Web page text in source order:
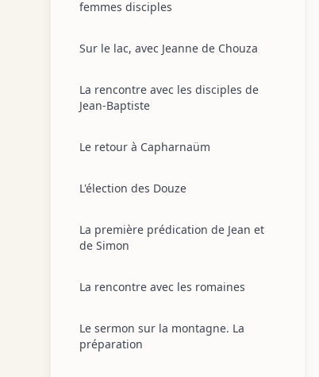
femmes disciples
Sur le lac, avec Jeanne de Chouza
La rencontre avec les disciples de
Jean-Baptiste
Le retour à Capharnaüm
L'élection des Douze
La première prédication de Jean et
de Simon
La rencontre avec les romaines
Le sermon sur la montagne. La
préparation